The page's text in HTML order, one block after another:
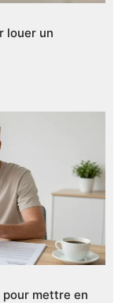
louer un
pour mettre en